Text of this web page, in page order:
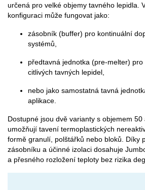
určená pro velké objemy tavného lepidla.
konfiguraci může fungovat jako:
zásobník (buffer) pro kontinuální
systémů,
předtavná jednotka (pre-melter)
citlivých tavných lepidel,
nebo jako samostatná tavná
aplikace.
Dostupné jsou dvě varianty s objemem
umožňují tavení termoplastických
formě granulí, polštářků nebo bloků. Díky
zásobníku a účinné izolaci dosahuje
a přesného rozložení teploty bez rizika